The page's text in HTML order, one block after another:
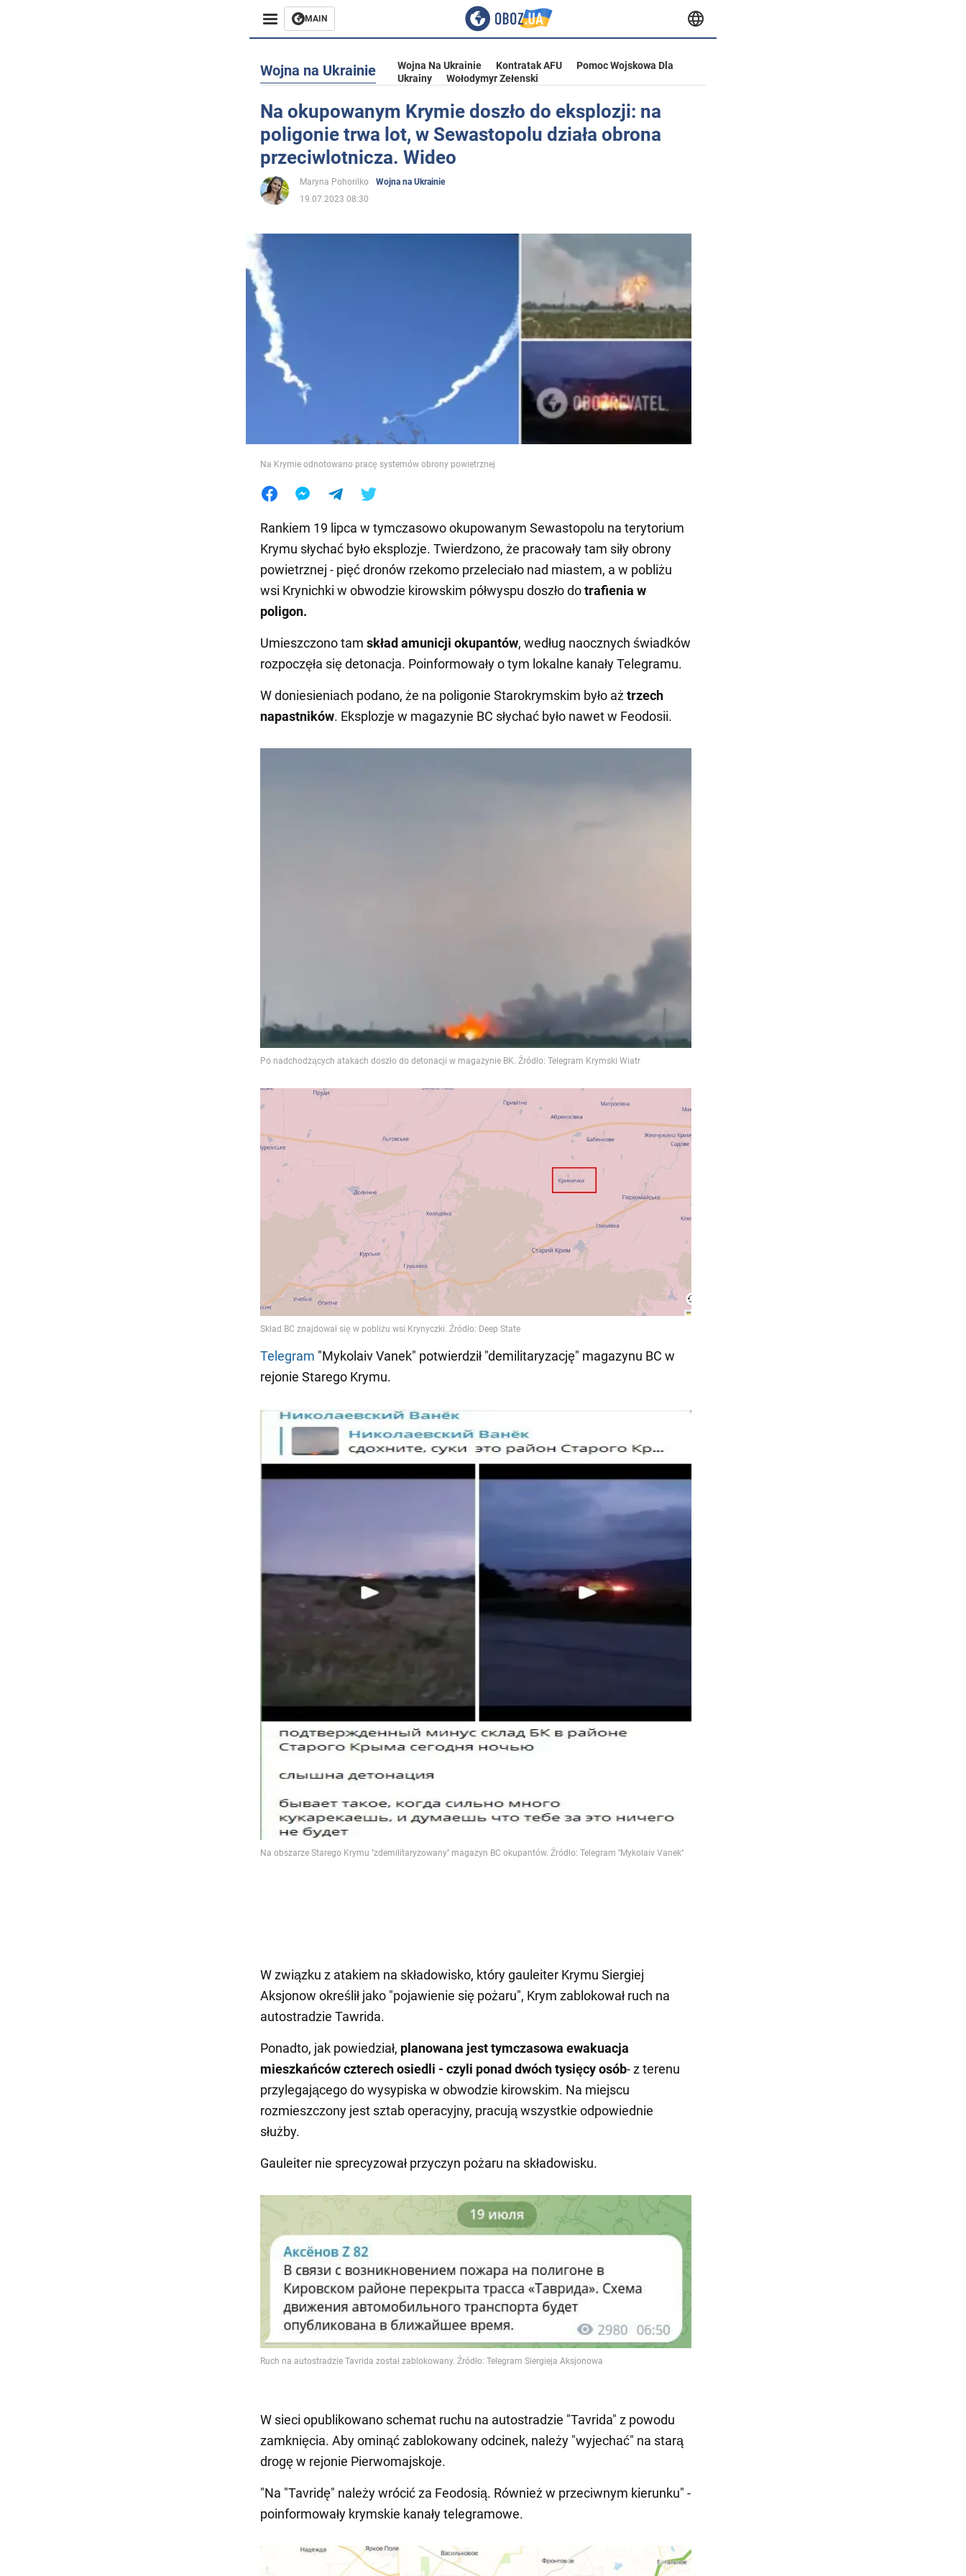
MAIN
Rozrywka
Życie
Polityka
Społeczeństwo
Jedzenie
Wojna na Ukrainie Wojna Na Ukrainie Kontratak AFU
Pomoc Wojskowa Dla
Ukrainy
Wołodymyr Zełenski
Na okupowanym Krymie doszło do eksplozji: na
poligonie trwa lot, w Sewastopolu działa obrona
przeciwlotnicza. Wideo
Maryna Pohorilko
Wojna na Ukrainie
19.07.2023 08:30
Na Krymie odnotowano pracę systemów obrony powietrznej
Rankiem 19 lipca w tymczasowo okupowanym Sewastopolu na terytorium
Krymu słychać było eksplozje. Twierdzono, że pracowały tam siły obrony
powietrznej - pięć dronów rzekomo przeleciało nad miastem, a w pobliżu
wsi Krynichki w obwodzie kirowskim półwyspu doszło dotrafienia w
poligon.
Umieszczono tam skład amunicji okupantów, według naocznych świadków
rozpoczęła się detonacja. Poinformowały o tym lokalne kanały Telegramu.
W doniesieniach podano, że na poligonie Starokrymskim było aż trzech
napastników. Eksplozje w magazynie BC słychać było nawet w Feodosii.
Telegram "Mykolaiv Vanek" potwierdził "demilitaryzację" magazynu BC w
rejonie Starego Krymu.
W związku z atakiem na składowisko, który gauleiter Krymu Siergiej
Aksjonow określił jako "pojawienie się pożaru", Krym zablokował ruch na
autostradzie Tawrida.
Ponadto, jak powiedział, planowana jest tymczasowa ewakuacja
mieszkańców czterech osiedli - czyli ponad dwóch tysięcy osób- z terenu
przylegającego do wysypiska w obwodzie kirowskim. Na miejscu
rozmieszczony jest sztab operacyjny, pracują wszystkie odpowiednie
służby.
Gauleiter nie sprecyzował przyczyn pożaru na składowisku.
W sieci opublikowano schemat ruchu na autostradzie "Tavrida" z powodu
zamknięcia. Aby ominąć zablokowany odcinek, należy "wyjechać" na starą
drogę w rejonie Pierwomajskoje.
"Na "Tavridę" należy wrócić za Feodosią. Również w przeciwnym kierunku" -
poinformowały krymskie kanały telegramowe.